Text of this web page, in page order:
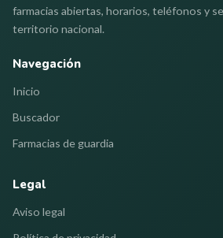
farmacias abiertas, horarios, teléfonos y
territorio nacional.
Navegación
Inicio
Buscador
Farmacias de guardia
Legal
Aviso legal